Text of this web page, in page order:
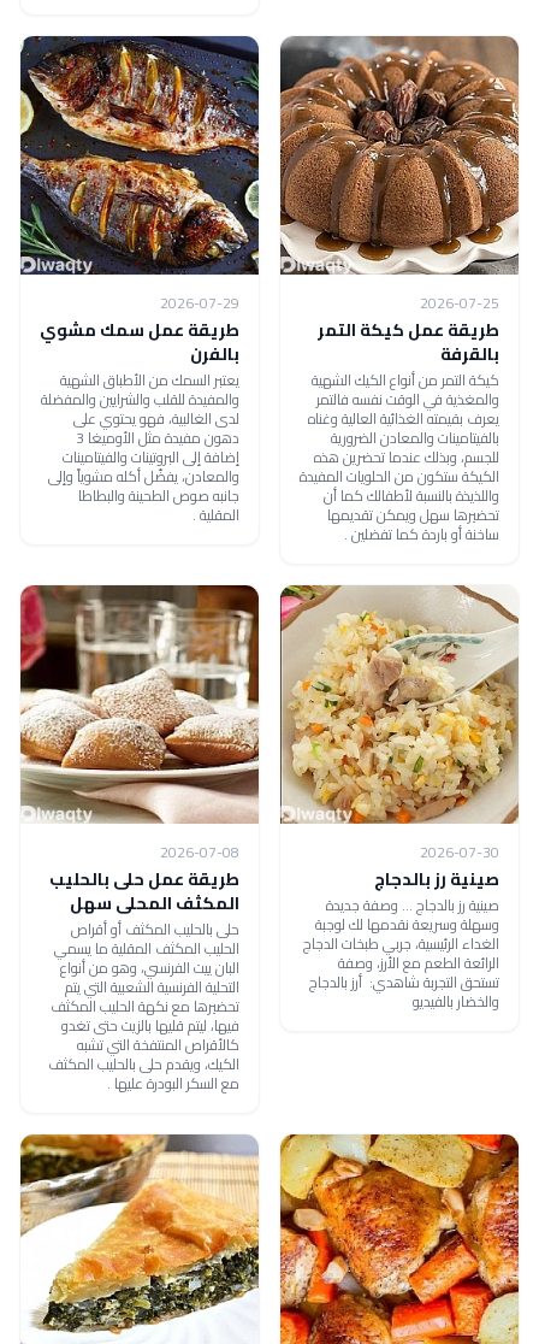
2026-07-25
طريقة عمل كيكة التمر
بالقرفة
كيكة التمر من أنواع الكيك الشهية
والمغذية في الوقت نفسه فالتمر
يعرف بقيمته الغذائية العالية وغناه
بالفيتامينات والمعادن الضرورية
للجسم، وبذلك عندما تحضرين هذه
الكيكة ستكون من الحلويات المفيدة
واللذيذة بالنسبة لأطفالك كما أن
تحضيرها سهل ويمكن تقديمها
ساخنة أو باردة كما تفضلين .
2026-07-29
طريقة عمل سمك مشوي
بالفرن
يعتبر السمك من الأطباق الشهية
والمفيدة للقلب والشرايين والمفضلة
لدى الغالبية، فهو يحتوي على
دهون مفيدة مثل الأوميغا 3
إضافة إلى البروتينات والفيتامينات
والمعادن، يفضّل أكله مشوياً وإلى
جانبه صوص الطحينة والبطاطا
المقلية .
2026-07-30
صينية رز بالدجاج
صينية رز بالدجاج ... وصفة جديدة
وسهلة وسريعة نقدمها لك لوجبة
الغداء الرئيسية، جربي طبخات الدجاج
الرائعة الطعم مع الأرز، وصفة
تستحق التجربة شاهدي: أرز بالدجاج
والخضار بالفيديو
2026-07-08
طريقة عمل حلى بالحليب
المكثف المحلى سهل
حلى بالحليب المكثف أو أقراص
الحليب المكثف المقلية ما يسمي
البان ييت الفرنسي، وهو من أنواع
التحلية الفرنسية الشعبية التي يتم
تحضيرها مع نكهة الحليب المكثف
فيها، ليتم قليها بالزيت حتى تغدو
كالأقراص المنتفخة التي تشبه
الكيك، ويقدم حلى بالحليب المكثف
مع السكر البودرة عليها .